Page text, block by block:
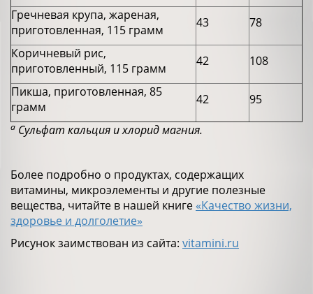
Гречневая крупа, жареная,
приготовленная, 115 грамм
43
78
Коричневый рис,
приготовленный, 115 грамм
42
108
Пикша, приготовленная, 85
грамм
42 95
a Сульфат кальция и хлорид магния.
Более подробно о продуктах, содержащих
витамины, микроэлементы и другие полезные
вещества, читайте в нашей книге «Качество жизни,
здоровье и долголетие»
Рисунок заимствован из сайта: vitamini.ru